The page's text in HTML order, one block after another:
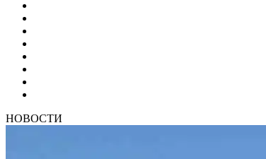
НОВОСТИ